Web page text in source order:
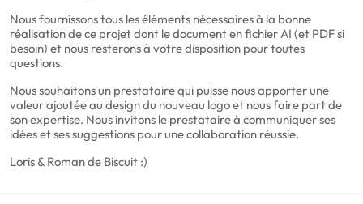
Nous fournissons tous les éléments nécessaires à la bonne
réalisation de ce projet dont le document en fichier AI (et PDF si
besoin) et nous resterons à votre disposition pour toutes
questions.
Nous souhaitons un prestataire qui puisse nous apporter une
valeur ajoutée au design du nouveau logo et nous faire part de
son expertise. Nous invitons le prestataire à communiquer ses
idées et ses suggestions pour une collaboration réussie.
Loris & Roman de Biscuit :)